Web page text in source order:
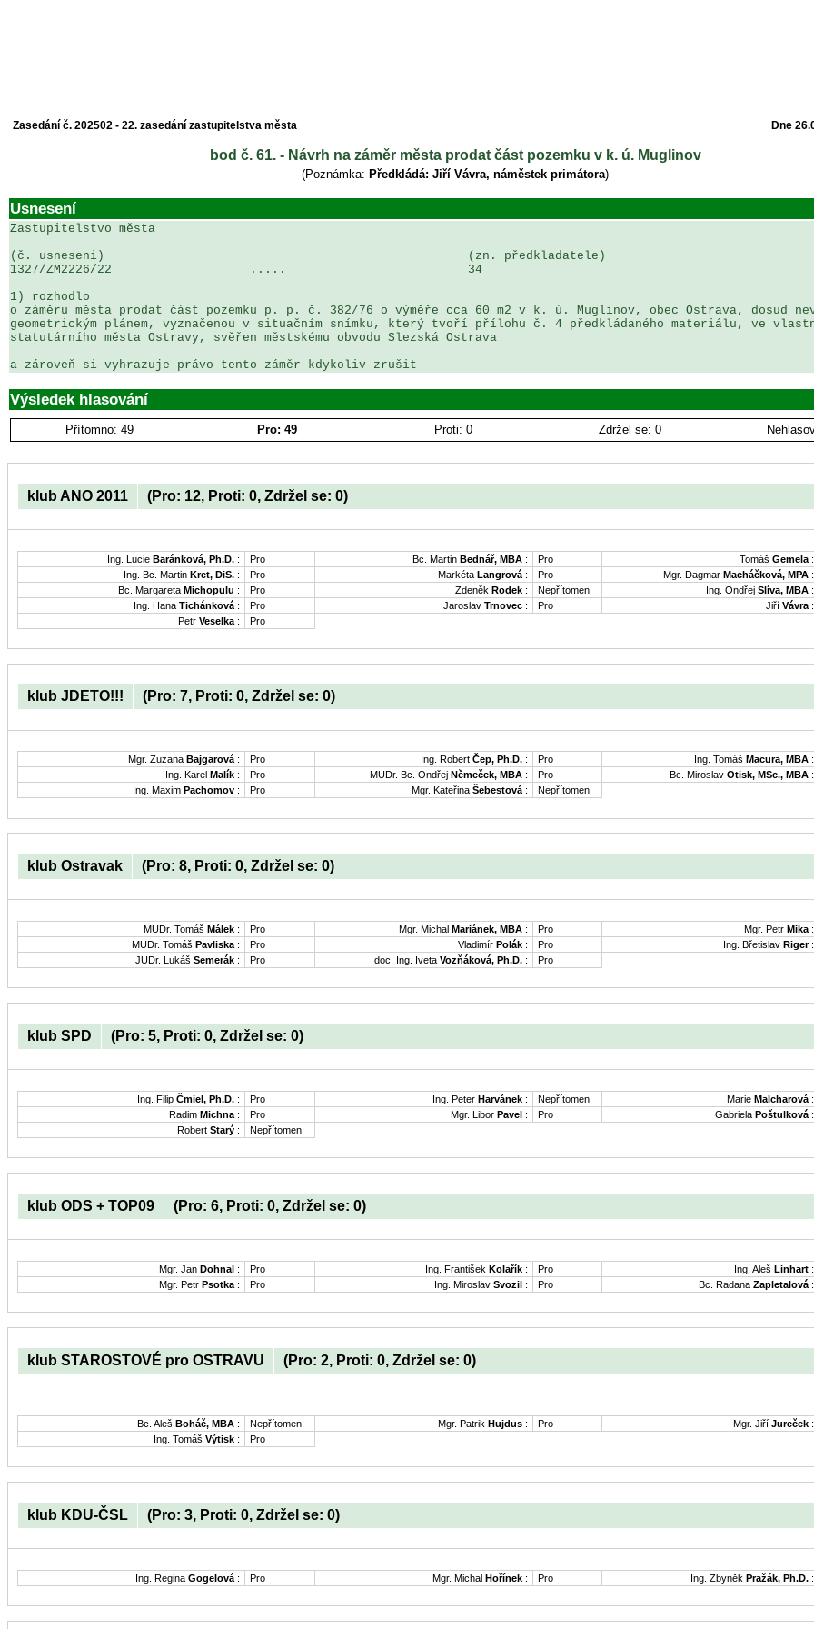
Zasedání č. 202502 - 22. zasedání zastupitelstva města Dne
bod č. 61. - Návrh na záměr města prodat část pozemku v k. ú. Muglinov
(Poznámka: Předkládá: Jiří Vávra, náměstek primátora)
Usnesení
Zastupitelstvo města
(č. usneseni)                                                  (zn. předkladatele)
1327/ZM2226/22                   .....                         34
1) rozhodlo
o záměru města prodat část pozemku p. p. č. 382/76 o výměře cca 60 m2 v k. ú. Muglinov, obec Ostrava, dosud
geometrickým plánem, vyznačenou v situačním snímku, který tvoří přílohu č. 4 předkládaného materiálu, ve
statutárního města Ostravy, svěřen městskému obvodu Slezská Ostrava
a zároveň si vyhrazuje právo tento záměr kdykoliv zrušit
Výsledek hlasování
Přítomno: 49 Pro: 49 Proti: 0 Zdržel se: 0
klub ANO 2011 (Pro: 12, Proti: 0, Zdržel se: 0)
Ing. Lucie Baránková, Ph.D. : Pro Bc. Martin Bednář, MBA : Pro Tomáš Gemela :
Ing. Bc. Martin Kret, DiS. : Pro Markéta Langrová : Pro Mgr. Dagmar Macháčková, MPA :
Bc. Margareta Michopulu : Pro Zdeněk Rodek : Nepřítomen Ing. Ondřej Slíva, MBA :
Ing. Hana Tichánková : Pro Jaroslav Trnovec : Pro Jiří Vávra :
Petr Veselka : Pro
klub JDETO!!! (Pro: 7, Proti: 0, Zdržel se: 0)
Mgr. Zuzana Bajgarová: Pro Ing. Robert Čep, Ph.D. : Pro Ing. Tomáš Macura, MBA :
Ing. Karel Malík : Pro MUDr. Bc. Ondřej Němeček, MBA : Pro Bc. Miroslav Otisk, MSc., MBA :
Ing. Maxim Pachomov : Pro Mgr. Kateřina Šebestová: Nepřítomen
klub Ostravak (Pro: 8, Proti: 0, Zdržel se: 0)
MUDr. Tomáš Málek : Pro Mgr. Michal Mariánek, MBA : Pro Mgr. Petr Mika :
MUDr. Tomáš Pavliska : Pro Vladimír Polák : Pro Ing. Břetislav Riger:
JUDr. Lukáš Semerák : Pro doc. Ing. Iveta Vozňáková, Ph.D. : Pro
klub SPD (Pro: 5, Proti: 0, Zdržel se: 0)
Ing. Filip Čmiel, Ph.D. : Pro Ing. Peter Harvánek : Nepřítomen Marie Malcharová :
Radim Michna : Pro Mgr. Libor Pavel : Pro Gabriela Poštulková :
Robert Starý : Nepřítomen
klub ODS + TOP09 (Pro: 6, Proti: 0, Zdržel se: 0)
Mgr. Jan Dohnal : Pro Ing. František Kolařík : Pro Ing. Aleš Linhart :
Mgr. Petr Psotka : Pro Ing. Miroslav Svozil : Pro Bc. Radana Zapletalová :
klub STAROSTOVÉ pro OSTRAVU (Pro: 2, Proti: 0, Zdržel se: 0)
Bc. Aleš Boháč, MBA : Nepřítomen Mgr. Patrik Hujdus : Pro Mgr. Jiří Jureček :
Ing. Tomáš Výtisk : Pro
klub KDU-ČSL (Pro: 3, Proti: 0, Zdržel se: 0)
Ing. Regina Gogelová : Pro Mgr. Michal Hořínek : Pro Ing. Zbyněk Pražák, Ph.D. :